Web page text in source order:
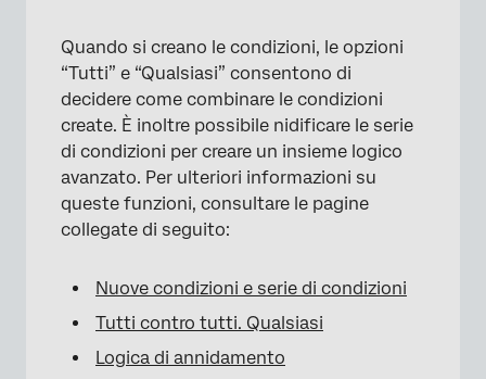
×
Quando si creano le condizioni, le opzioni
“Tutti” e “Qualsiasi” consentono di
decidere come combinare le condizioni
create. È inoltre possibile nidificare le serie
di condizioni per creare un insieme logico
avanzato. Per ulteriori informazioni su
queste funzioni, consultare le pagine
collegate di seguito:
Nuove condizioni e serie di condizioni
Tutti contro tutti. Qualsiasi
Logica di annidamento